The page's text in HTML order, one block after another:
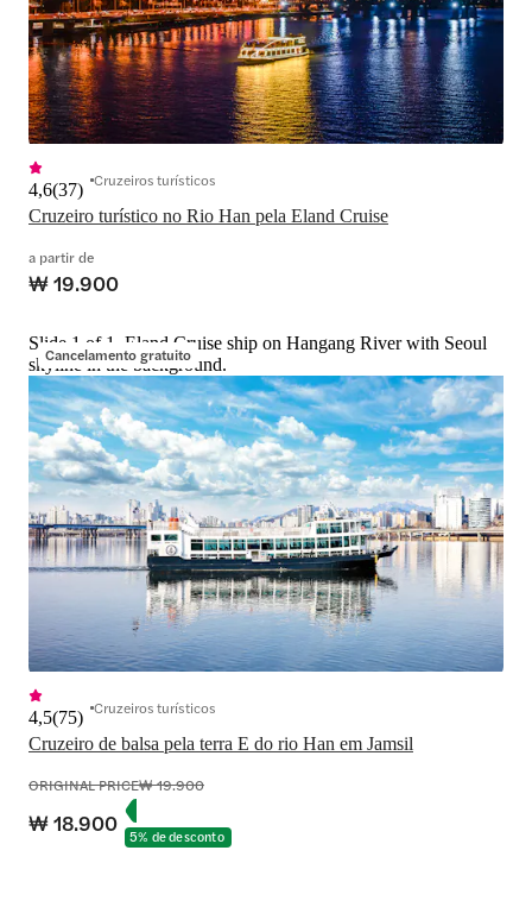
Cruzeiro turístico no Rio Han pela Eland Cruise
4,6(37) Cruzeiros turísticos
a partir de
₩ 19.900
Cancelamento gratuito
Slide 1 of 1, Eland Cruise ship on Hangang River with Seoul
skyline in the background.
Cruzeiro de balsa pela terra E do rio Han em Jamsil
4,5(75) Cruzeiros turísticos
ORIGINAL PRICE₩ 19.900
₩ 18.900 5% de desconto